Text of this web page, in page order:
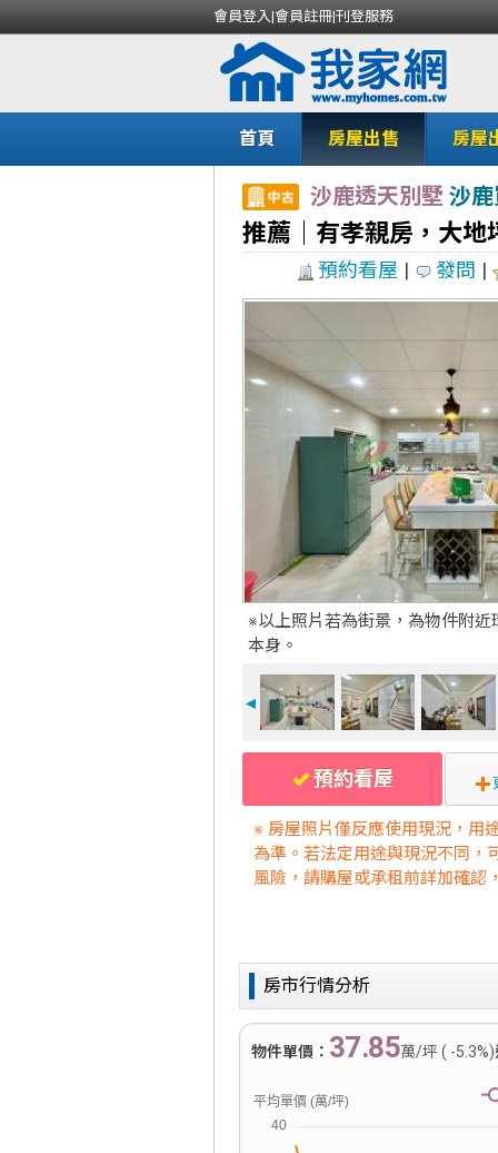
會員登入|會員註冊|刊登服務
首頁 房屋出售 房屋
沙鹿透天別墅 沙
推薦｜有孝親房，大地
預約看屋 | 發問 |
※以上照片若為街景，為物件附近
本身。
◄
預約看屋
※ 房屋照片僅反應使用現況，用
為準。若法定用途與現況不同，
風險，請購屋或承租前詳加確認
房市行情分析
物件單價： 37.85萬/坪 ( -5.3%)